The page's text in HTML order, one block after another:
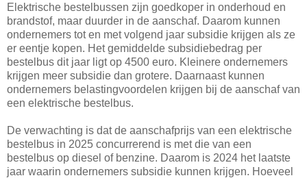
Elektrische bestelbussen zijn goedkoper in onderhoud en
brandstof, maar duurder in de aanschaf. Daarom kunnen
ondernemers tot en met volgend jaar subsidie krijgen als ze
er eentje kopen. Het gemiddelde subsidiebedrag per
bestelbus dit jaar ligt op 4500 euro. Kleinere ondernemers
krijgen meer subsidie dan grotere. Daarnaast kunnen
ondernemers belastingvoordelen krijgen bij de aanschaf van
een elektrische bestelbus.
De verwachting is dat de aanschafprijs van een elektrische
bestelbus in 2025 concurrerend is met die van een
bestelbus op diesel of benzine. Daarom is 2024 het laatste
jaar waarin ondernemers subsidie kunnen krijgen. Hoeveel